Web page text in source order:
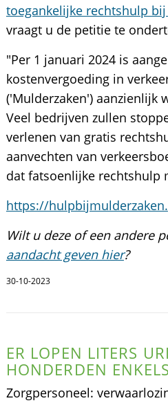
toegankelijke rechtshulp
vraagt u de petitie te
"Per 1 januari 2024 is
kostenvergoeding in
('Mulderzaken') aanzienlijk
Veel bedrijven zullen
verlenen van gratis
aanvechten van
dat fatsoenlijke rechtshulp
https://
Wilt u deze of een andere
aandacht geven hier?
30-10-2023
ER LOPEN LITERS
HONDERDEN ENKELS
Zorgpersoneel: